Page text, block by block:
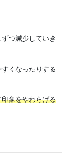
つ減少していき
くなったりする
象をやわらげる